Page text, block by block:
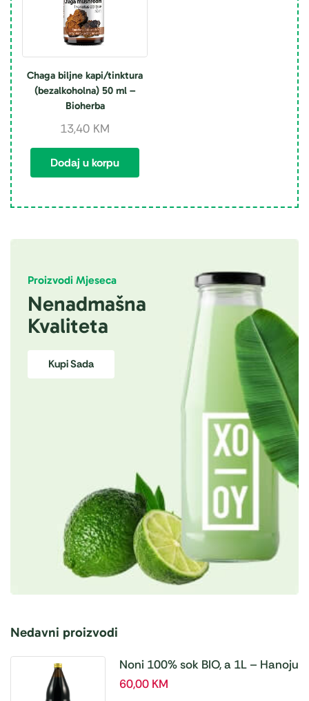
Chaga biljne kapi/tinktura
(bezalkoholna) 50 ml –
Bioherba
13,40 KM
Dodaj u korpu
Proizvodi Mjeseca
Nenadmašna
Kvaliteta
Kupi Sada
Nedavni proizvodi
Noni 100% sok BIO, a 1L – Hanoju
60,00 KM